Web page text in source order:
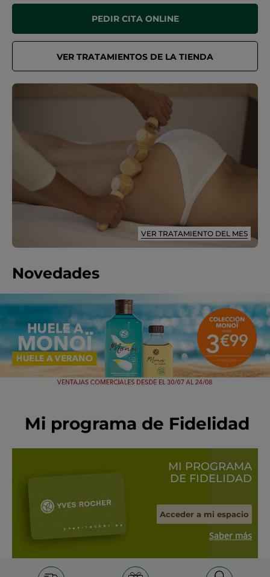
PEDIR CITA ONLINE
VER TRATAMIENTOS DE LA TIENDA
VER TRATAMIENTO DEL MES
Novedades
Mi programa de Fidelidad
MI PROGRAMA
DE FIDELIDAD
Acceder a mi espacio
Saber más